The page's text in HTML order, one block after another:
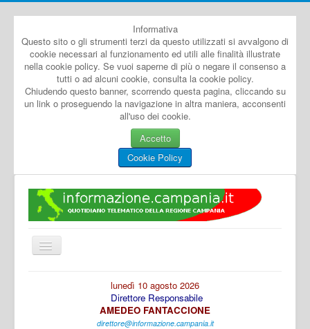
Informativa
Questo sito o gli strumenti terzi da questo utilizzati si avvalgono di
cookie necessari al funzionamento ed utili alle finalità illustrate
nella cookie policy. Se vuoi saperne di più o negare il consenso a
tutti o ad alcuni cookie, consulta la cookie policy.
Chiudendo questo banner, scorrendo questa pagina, cliccando su
un link o proseguendo la navigazione in altra maniera, acconsenti
all'uso dei cookie.
Accetto
Cookie Policy
Cambia
navigazione
lunedì 10 agosto 2026
Direttore Responsabile
AMEDEO FANTACCIONE
direttore@informazione.campania.it